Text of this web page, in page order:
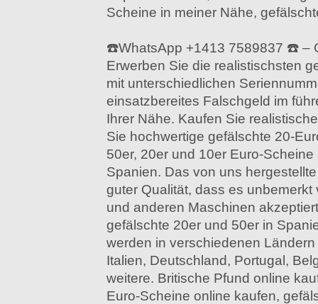
Scheine in meiner Nähe,
☎️WhatsApp +1413 7589837 ☎️ –
Erwerben Sie die realistischsten
mit unterschiedlichen
einsatzbereites Falschgeld im
Ihrer Nähe. Kaufen Sie
Sie hochwertige gefälschte 20-
50er, 20er und 10er Euro-
Spanien. Das von uns
guter Qualität, dass es
und anderen Maschinen
gefälschte 20er und 50er in
werden in verschiedenen
Italien, Deutschland, Portugal,
weitere. Britische Pfund online
Euro-Scheine online kaufen,